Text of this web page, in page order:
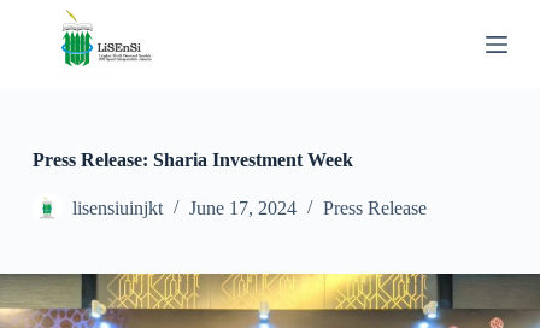
t
Press Release: Sharia Investment Week
lisensiuinjkt June 17, 2024 Press Release